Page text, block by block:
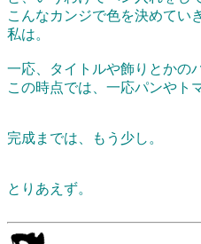
こんなカンジで色を決めてい
私は。
一応、タイトルや飾りとかの
この時点では、一応パンやト
完成までは、もう少し。
とりあえず。